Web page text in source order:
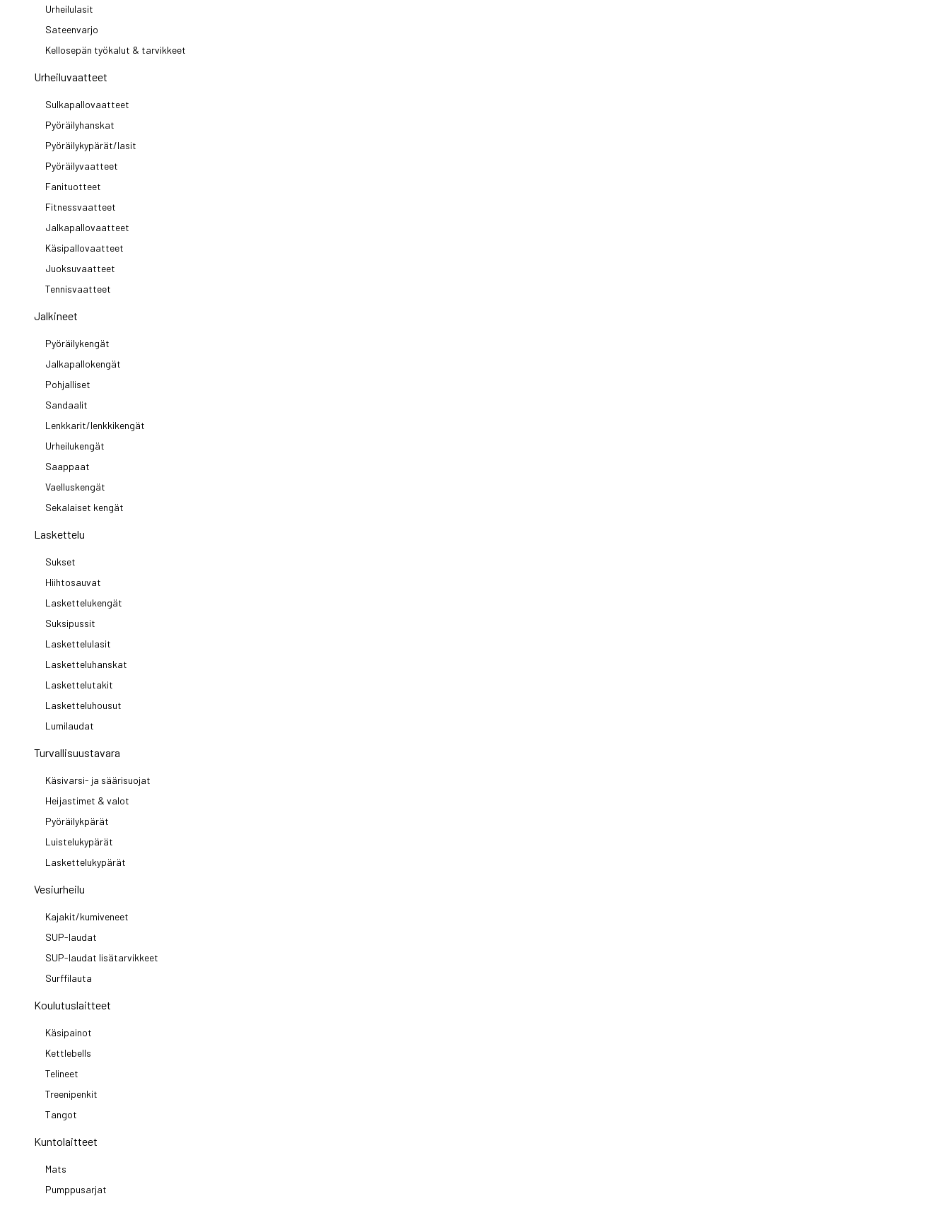
Urheilulasit
Sateenvarjo
Kellosepän työkalut & tarvikkeet
Urheiluvaatteet
Sulkapallovaatteet
Pyöräilyhanskat
Pyöräilykypärät/lasit
Pyöräilyvaatteet
Fanituotteet
Fitnessvaatteet
Jalkapallovaatteet
Käsipallovaatteet
Juoksuvaatteet
Tennisvaatteet
Jalkineet
Pyöräilykengät
Jalkapallokengät
Pohjalliset
Sandaalit
Lenkkarit/lenkkikengät
Urheilukengät
Saappaat
Vaelluskengät
Sekalaiset kengät
Laskettelu
Sukset
Hiihtosauvat
Laskettelukengät
Suksipussit
Laskettelulasit
Lasketteluhanskat
Laskettelutakit
Lasketteluhousut
Lumilaudat
Turvallisuustavara
Käsivarsi- ja säärisuojat
Heijastimet & valot
Pyöräilykpärät
Luistelukypärät
Laskettelukypärät
Vesiurheilu
Kajakit/kumiveneet
SUP-laudat
SUP-laudat lisätarvikkeet
Surffilauta
Koulutuslaitteet
Käsipainot
Kettlebells
Telineet
Treenipenkit
Tangot
Kuntolaitteet
Mats
Pumppusarjat